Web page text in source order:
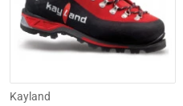
Kayland